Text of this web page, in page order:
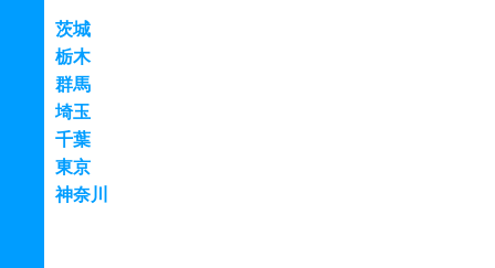
茨城
栃木
群馬
埼玉
千葉
東京
神奈川